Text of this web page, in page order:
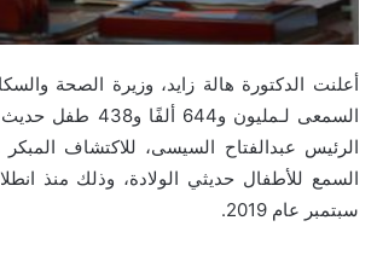
أعلنت الدكتورة هالة زايد، وزيرة الصحة
السمعى لـمليون
الرئيس عبدالفتاح السيسى، للاكتشاف
السمع للأطفال حديثي الولادة، وذلك منذ
سبتمبر عام 2019.